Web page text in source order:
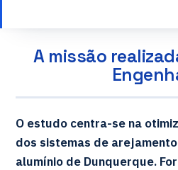
A missão
O estudo centra-se na
dos sistemas de
alumínio de Dunquerque.